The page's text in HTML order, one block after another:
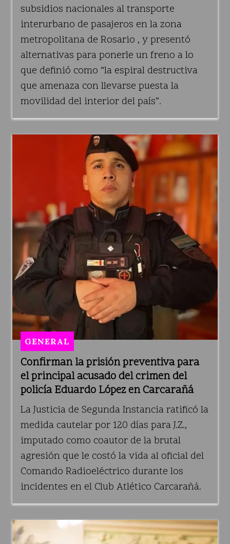
subsidios nacionales al transporte
interurbano de pasajeros en la zona
metropolitana de Rosario , y presentó
alternativas para ponerle un freno a lo
que definió como “la espiral destructiva
que amenaza con llevarse puesta la
movilidad del interior del país”.
Confirman la prisión preventiva para
el principal acusado del crimen del
policía Eduardo López en Carcarañá
GENERAL
La Justicia de Segunda Instancia ratificó la
medida cautelar por 120 días para J.Z.,
imputado como coautor de la brutal
agresión que le costó la vida al oficial del
Comando Radioeléctrico durante los
incidentes en el Club Atlético Carcarañá.